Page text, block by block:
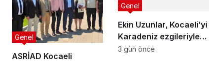
ASRİAD Kocaeli
Genel
Ekin Uzunlar, Kocaeli’yi
Karadeniz ezgileriyle
coşturdu
Genel
3 gün önce